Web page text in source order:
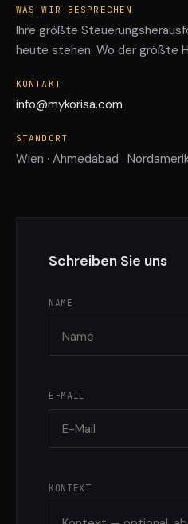
WAS WIR BESPRECHEN
Ihre größte
heute stehen. Wo der größte
KONTAKT
info@mykorisa.com
STANDORT
Wien · Ahmedabad ·
Schreiben Sie uns
NAME
E-MAIL
KONTEXT